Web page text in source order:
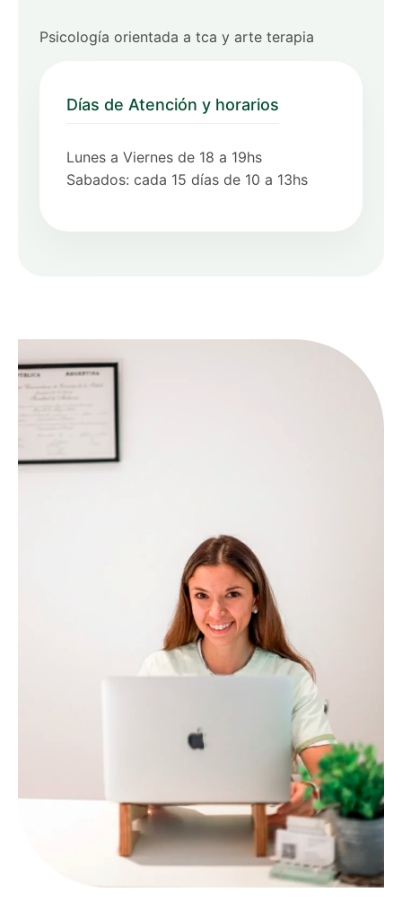
Psicología orientada a tca y arte terapia
Días de Atención y horarios
Lunes a Viernes de 18 a 19hs
Sabados: cada 15 días de 10 a 13hs